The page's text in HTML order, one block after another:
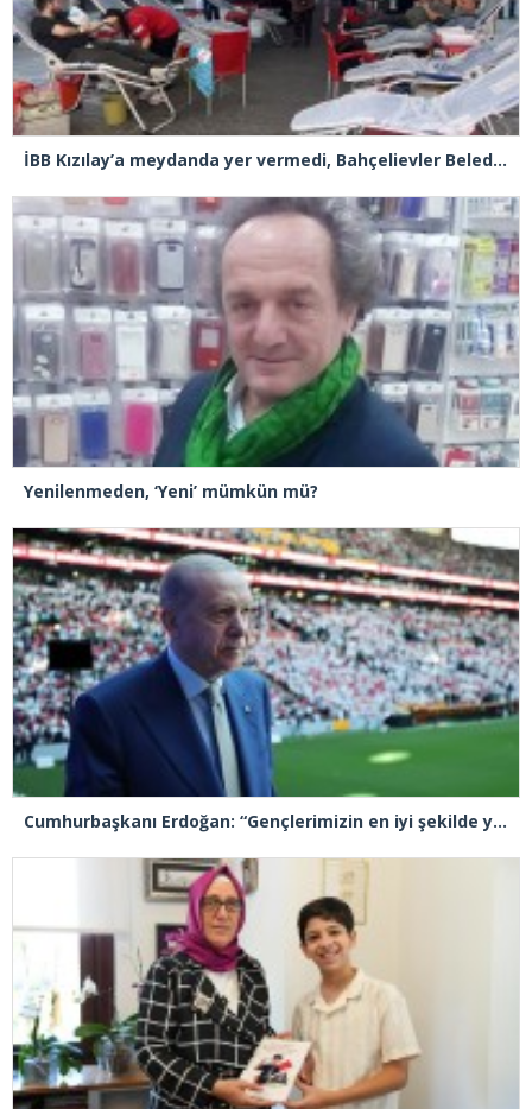
İBB Kızılay’a meydanda yer vermedi, Bahçelievler Belediyesi sahip çıktı
Yenilenmeden, ‘Yeni’ mümkün mü?
Cumhurbaşkanı Erdoğan: “Gençlerimizin en iyi şekilde yetişmeniz için tüm gücümüzle çalışıyoruz”